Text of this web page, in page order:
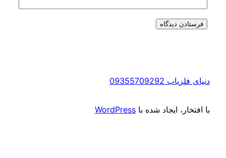
دنیای فلزیاب 09355709292
با افتخار، ایجاد شده با WordPress